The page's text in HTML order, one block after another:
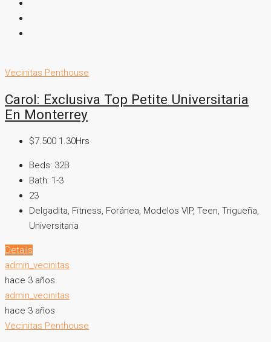
Vecinitas Penthouse
Carol: Exclusiva Top Petite Universitaria
En Monterrey
$7.500 1.30Hrs
Beds: 32B
Bath: 1-3
23
Delgadita, Fitness, Foránea, Modelos VIP, Teen, Trigueña,
Universitaria
Details
admin_vecinitas
hace 3 años
admin_vecinitas
hace 3 años
Vecinitas Penthouse